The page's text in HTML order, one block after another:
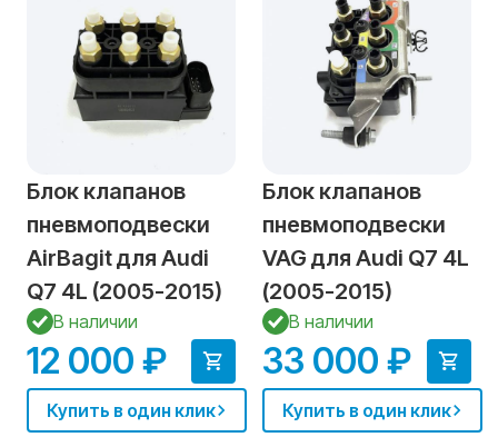
Блок клапанов
пневмоподвески
AirBagit для Audi
Q7 4L (2005-2015)
В наличии
12 000 ₽
Купить в один клик
Блок клапанов
пневмоподвески
VAG для Audi Q7 4L
(2005-2015)
В наличии
33 000 ₽
Купить в один клик